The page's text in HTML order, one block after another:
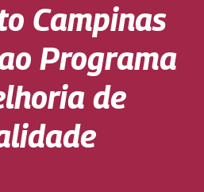
Campinas
Programa
de